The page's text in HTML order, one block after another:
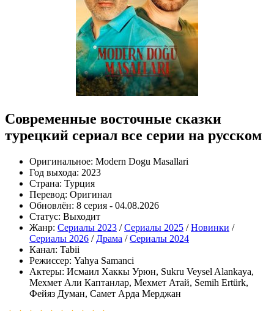
Современные восточные сказки
турецкий сериал все серии на русском
Оригинальное: Modern Dogu Masallari
Год выхода: 2023
Страна: Турция
Перевод: Оригинал
Обновлён: 8 серия - 04.08.2026
Статус: Выходит
Жанр: Сериалы 2023 /Сериалы 2025 /Новинки /
Сериалы 2026 / Драма /Сериалы 2024
Канал: Tabii
Режиссер: Yahya Samanci
Актеры: Исмаил Хаккы Урюн, Sukru Veysel Alankaya,
Мехмет Али Каптанлар, Мехмет Атай, Semih Ertürk,
Фейяз Думан, Самет Арда Мерджан